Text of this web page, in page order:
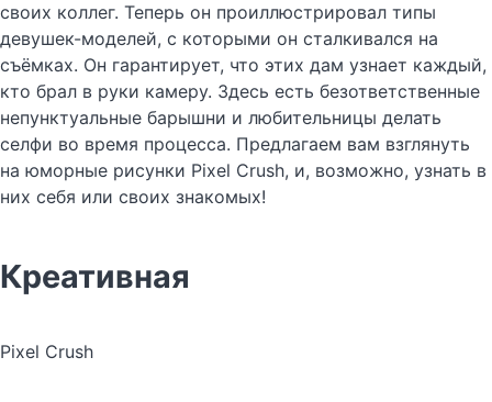
своих коллег. Теперь он проиллюстрировал типы
девушек-моделей, с которыми он сталкивался на
съёмках. Он гарантирует, что этих дам узнает каждый,
кто брал в руки камеру. Здесь есть безответственные
непунктуальные барышни и любительницы делать
селфи во время процесса. Предлагаем вам взглянуть
на юморные рисунки Pixel Crush, и, возможно, узнать в
них себя или своих знакомых!
Креативная
Pixel Crush